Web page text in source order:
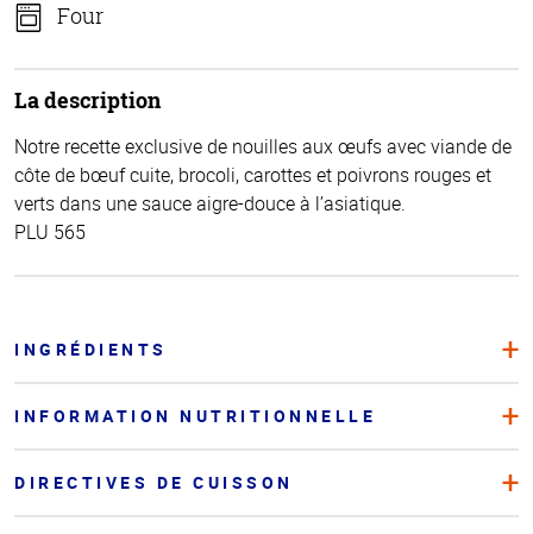
Four
La description
Notre recette exclusive de nouilles aux œufs avec viande de
côte de bœuf cuite, brocoli, carottes et poivrons rouges et
verts dans une sauce aigre-douce à l’asiatique.
PLU 565
INGRÉDIENTS
INFORMATION NUTRITIONNELLE
DIRECTIVES DE CUISSON